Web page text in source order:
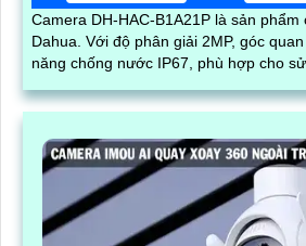
Camera DH-HAC-B1A21P là sản
Dahua. Với độ phân giải 2MP, góc quan sát rộng và khả
năng chống nước IP67, phù hợp cho